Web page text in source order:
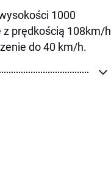
1000
z prędkością 108km/h
do 40 km/h.